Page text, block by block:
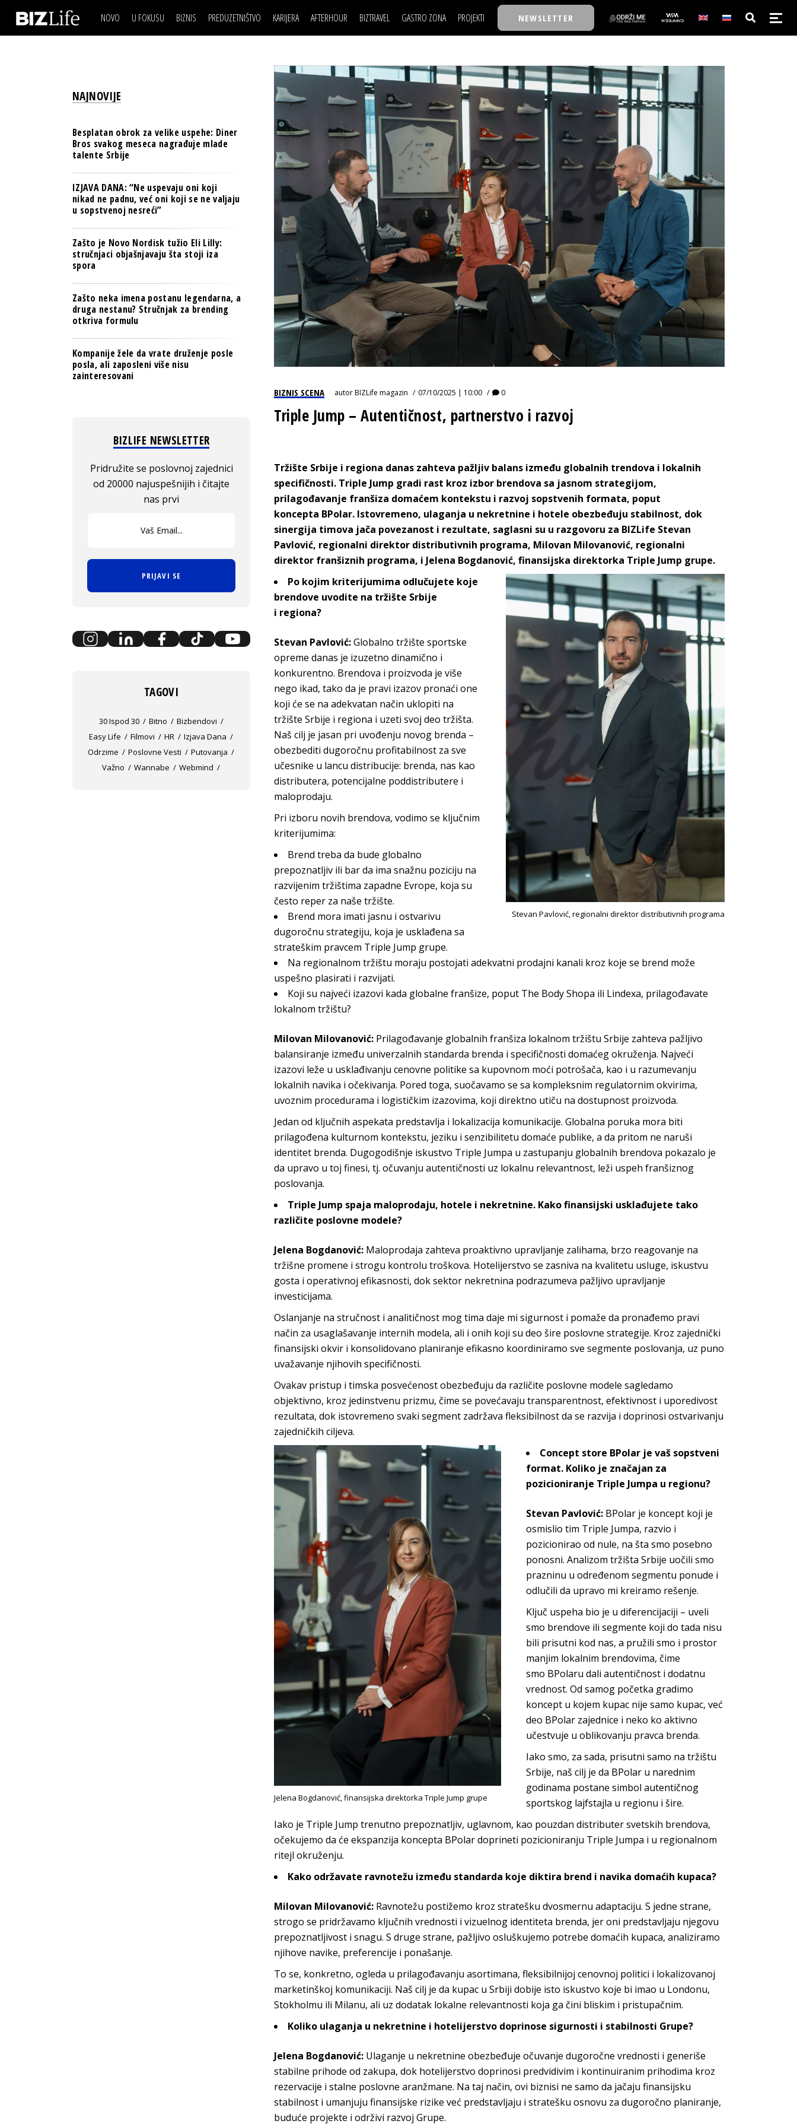
NOVO U FOKUSU BIZNIS
BREND I KOMUNIKACIJE
BANKE
TECH I AI
BIZNIS & SPORT
PULS REGIONA
NOVO NA RAFU
PREDUZETNIŠTVO KARIJERA
LJUDI (HR)
MOJ UGAO
USAVRŠAVANJE
KNOW-HOW
AFTERHOUR
KNJIGE
AUTO SVET
WELLBEING
BIZTRAVEL GASTRO ZONA PROJEKTI
TASTY TALKS
30 ISPOD 30
BACK TO OFFICE/SCHOOL
BIZBENDOVI
BIZKOLEGIJUM
BMW BIZNIS LIGA
BIZLIFE WEEK
IZJAVA GODINE
NEWSLETTER
IZJAVA DANABIZNIS SCENA
BREND I KOMUNIKACIJE
OSIGURANJE
TECH I AI
PULS REGIONA
POSAO
MOJ UGAO
KNOW-HOW
FILM I SCENA
AUTO SVET
WELLBEING
NAJKOLEGA
30 ISPOD 30
BACK TO OFFICE/SCHOOL
BIZBENDOVI
BIZKOLEGIJUM
BIZLIFE WEEK
IZJAVA GODINE
BIZNIS SCENA autorBIZLife magazin 07/10/2025 | 10:00 0
Triple Jump – Autentičnost, partnerstvo i razvoj
Tržište Srbije i regiona danas zahteva pažljiv balans između globalnih trendova i lokalnih
specifičnosti. Triple Jump gradi rast kroz izbor brendova sa jasnom strategijom,
prilagođavanje franšiza domaćem kontekstu i razvoj sopstvenih formata, poput
koncepta BPolar. Istovremeno, ulaganja u nekretnine i hotele obezbeđuju stabilnost, dok
sinergija timova jača povezanost i rezultate, saglasni su u razgovoru za BIZLife Stevan
Pavlović, regionalni direktor distributivnih programa, Milovan Milovanović, regionalni
direktor franšiznih programa, i Jelena Bogdanović, finansijska direktorka Triple Jump grupe.
Stevan Pavlović, regionalni direktor distributivnih programa
Po kojim kriterijumima odlučujete koje
brendove uvodite na tržište Srbije
i regiona?
Stevan Pavlović:Globalno tržište sportske
opreme danas je izuzetno dinamično i
konkurentno. Brendova i proizvoda je više
nego ikad, tako da je pravi izazov pronaći one
koji će se na adekvatan način uklopiti na
tržište Srbije i regiona i uzeti svoj deo tržišta.
Naš cilj je jasan pri uvođenju novog brenda –
obezbediti dugoročnu profitabilnost za sve
učesnike u lancu distribucije: brenda, nas kao
distributera, potencijalne poddistributere i
maloprodaju.
Pri izboru novih brendova, vodimo se ključnim
kriterijumima:
Brend treba da bude globalno
prepoznatljiv ili bar da ima snažnu poziciju na
razvijenim tržištima zapadne Evrope, koja su
često reper za naše tržište.
Brend mora imati jasnu i ostvarivu
dugoročnu strategiju, koja je usklađena sa
strateškim pravcem Triple Jump grupe.
Na regionalnom tržištu moraju postojati adekvatni prodajni kanali kroz koje se brend može
uspešno plasirati i razvijati.
Koji su najveći izazovi kada globalne franšize, poput The Body Shopa ili Lindexa, prilagođavate
lokalnom tržištu?
Milovan Milovanović: Prilagođavanje globalnih franšiza lokalnom tržištu Srbije zahteva pažljivo
balansiranje između univerzalnih standarda brenda i specifičnosti domaćeg okruženja. Najveći
izazovi leže u usklađivanju cenovne politike sa kupovnom moći potrošača, kao i u razumevanju
lokalnih navika i očekivanja. Pored toga, suočavamo se sa kompleksnim regulatornim okvirima,
uvoznim procedurama i logističkim izazovima, koji direktno utiču na dostupnost proizvoda.
Jedan od ključnih aspekata predstavlja i lokalizacija komunikacije. Globalna poruka mora biti
prilagođena kulturnom kontekstu, jeziku i senzibilitetu domaće publike, a da pritom ne naruši
identitet brenda. Dugogodišnje iskustvo Triple Jumpa u zastupanju globalnih brendova pokazalo je
da upravo u toj finesi, tj. očuvanju autentičnosti uz lokalnu relevantnost, leži uspeh franšiznog
poslovanja.
Triple Jump spaja maloprodaju, hotele i nekretnine. Kako finansijski usklađujete tako
različite poslovne modele?
Jelena Bogdanović: Maloprodaja zahteva proaktivno upravljanje zalihama, brzo reagovanje na
tržišne promene i strogu kontrolu troškova. Hotelijerstvo se zasniva na kvalitetu usluge, iskustvu
gosta i operativnoj efikasnosti, dok sektor nekretnina podrazumeva pažljivo upravljanje
investicijama.
Oslanjanje na stručnost i analitičnost mog tima daje mi sigurnost i pomaže da pronađemo pravi
način za usaglašavanje internih modela, ali i onih koji su deo šire poslovne strategije. Kroz zajednički
finansijski okvir i konsolidovano planiranje efikasno koordiniramo sve segmente poslovanja, uz puno
uvažavanje njihovih specifičnosti.
Ovakav pristup i timska posvećenost obezbeđuju da različite poslovne modele sagledamo
objektivno, kroz jedinstvenu prizmu, čime se povećavaju transparentnost, efektivnost i uporedivost
rezultata, dok istovremeno svaki segment zadržava fleksibilnost da se razvija i doprinosi ostvarivanju
zajedničkih ciljeva.
Jelena Bogdanović,finansijska direktorka Triple Jump grupe
Concept store BPolar je vaš sopstveni
format. Koliko je značajan za
pozicioniranje Triple Jumpa u regionu?
Stevan Pavlović: BPolar je koncept koji je
osmislio tim Triple Jumpa, razvio i
pozicionirao od nule, na šta smo posebno
ponosni. Analizom tržišta Srbije uočili smo
prazninu u određenom segmentu ponude i
odlučili da upravo mi kreiramo rešenje.
Ključ uspeha bio je u diferencijaciji – uveli
smo brendove ili segmente koji do tada nisu
bili prisutni kod nas, a pružili smo i prostor
manjim lokalnim brendovima, čime
smo BPolaru dali autentičnost i dodatnu
vrednost. Od samog početka gradimo
koncept u kojem kupac nije samo kupac, već
deo BPolar zajednice i neko ko aktivno
učestvuje u oblikovanju pravca brenda.
Iako smo, za sada, prisutni samo na tržištu
Srbije, naš cilj je da BPolar u narednim
godinama postane simbol autentičnog
sportskog lajfstajla u regionu i šire.
Iako je Triple Jump trenutno prepoznatljiv, uglavnom, kao pouzdan distributer svetskih brendova,
očekujemo da će ekspanzija koncepta BPolardoprineti pozicioniranju Triple Jumpa i u regionalnom
ritejl okruženju.
Kako održavate ravnotežu između standarda koje diktira brend i navika domaćih kupaca?
Milovan Milovanović: Ravnotežu postižemo kroz stratešku dvosmernu adaptaciju. S jedne strane,
strogo se pridržavamo ključnih vrednosti i vizuelnog identiteta brenda, jer oni predstavljaju njegovu
prepoznatljivost i snagu. S druge strane, pažljivo osluškujemo potrebe domaćih kupaca, analiziramo
njihove navike, preferencije i ponašanje.
To se, konkretno, ogleda u prilagođavanju asortimana, fleksibilnijoj cenovnoj politici i lokalizovanoj
marketinškoj komunikaciji. Naš cilj je da kupac u Srbiji dobije isto iskustvo koje bi imao u Londonu,
Stokholmu ili Milanu, ali uz dodatak lokalne relevantnosti koja ga čini bliskim i pristupačnim.
Koliko ulaganja u nekretnine i hotelijerstvo doprinose sigurnosti i stabilnosti Grupe?
Jelena Bogdanović: Ulaganje u nekretnine obezbeđuje očuvanje dugoročne vrednosti i generiše
stabilne prihode od zakupa, dok hotelijerstvo doprinosi predvidivim i kontinuiranim prihodima kroz
rezervacije i stalne poslovne aranžmane. Na taj način, ovi biznisi ne samo da jačaju finansijsku
stabilnost i umanjuju finansijske rizike već predstavljaju i stratešku osnovu za dugoročno planiranje,
buduće projekte i održivi razvoj Grupe.
NAJNOVIJE
Besplatan obrok za velike uspehe: Diner
Bros svakog meseca nagrađuje mlade
talente Srbije
IZJAVA DANA: “Ne uspevaju oni koji
nikad ne padnu, već oni koji se ne valjaju
u sopstvenoj nesreći”
Zašto je Novo Nordisk tužio Eli Lilly:
stručnjaci objašnjavaju šta stoji iza
spora
Zašto neka imena postanu legendarna, a
druga nestanu? Stručnjak za brending
otkriva formulu
Kompanije žele da vrate druženje posle
posla, ali zaposleni više nisu
zainteresovani
BIZLIFE NEWSLETTER
Pridružite se poslovnoj zajednici
od 20000 najuspešnijih i čitajte
nas prvi
PRIJAVI SE
TAGOVI
30 Ispod 30 Bitno
Bizbendovi
Easy Life
Filmovi HR
Izjava Dana
Odrzime
Poslovne Vesti
Putovanja
Važno
Wannabe Webmind